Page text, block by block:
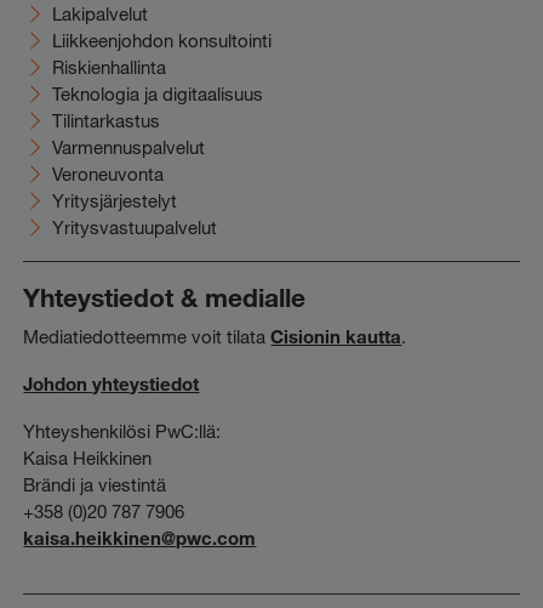
Lakipalvelut
Liikkeenjohdon konsultointi
Riskienhallinta
Teknologia ja digitaalisuus
Tilintarkastus
Varmennuspalvelut
Veroneuvonta
Yritysjärjestelyt
Yritysvastuupalvelut
Yhteystiedot & medialle
Mediatiedotteemme voit tilataCisionin kautta.
Johdon yhteystiedot
Yhteyshenkilösi PwC:llä:
Kaisa Heikkinen
Brändi ja viestintä
+358 (0)20 787 7906
kaisa.heikkinen@pwc.com